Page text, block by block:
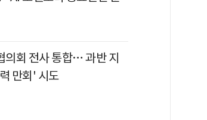
의회 전사 통합… 과반 지
만회' 시도